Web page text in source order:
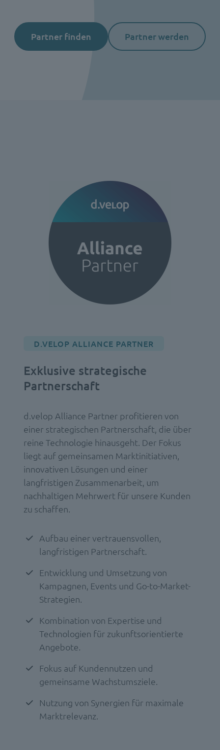
Partner finden Partner werden
D.VELOP ALLIANCE PARTNER
Exklusive strategische
Partnerschaft
d.velop Alliance Partner profitieren von
einer strategischen Partnerschaft, die über
reine Technologie hinausgeht. Der Fokus
liegt auf gemeinsamen Marktinitiativen,
innovativen Lösungen und einer
langfristigen Zusammenarbeit, um
nachhaltigen Mehrwert für unsere Kunden
zu schaffen.
Aufbau einer vertrauensvollen,
langfristigen Partnerschaft.
Entwicklung und Umsetzung von
Kampagnen, Events und Go-to-Market-
Strategien.
Kombination von Expertise und
Technologien für zukunftsorientierte
Angebote.
Fokus auf Kundennutzen und
gemeinsame Wachstumsziele.
Nutzung von Synergien für maximale
Marktrelevanz.